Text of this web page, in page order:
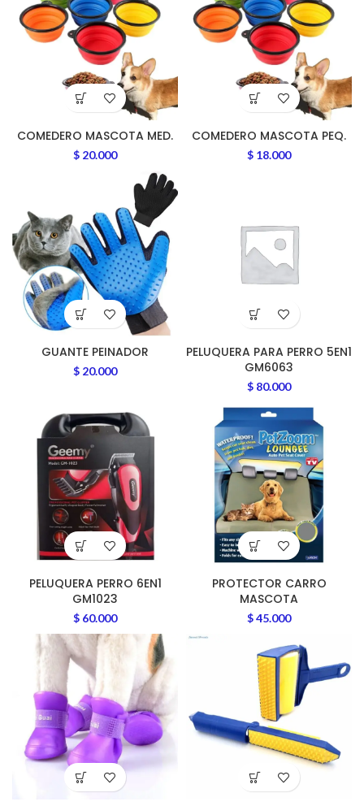
COMEDERO MASCOTA MED.
$ 20.000
COMEDERO MASCOTA PEQ.
$ 18.000
GUANTE PEINADOR
$ 20.000
PELUQUERA PARA PERRO 5EN1
GM6063
$ 80.000
PELUQUERA PERRO 6EN1
GM1023
$ 60.000
PROTECTOR CARRO
MASCOTA
$45.000